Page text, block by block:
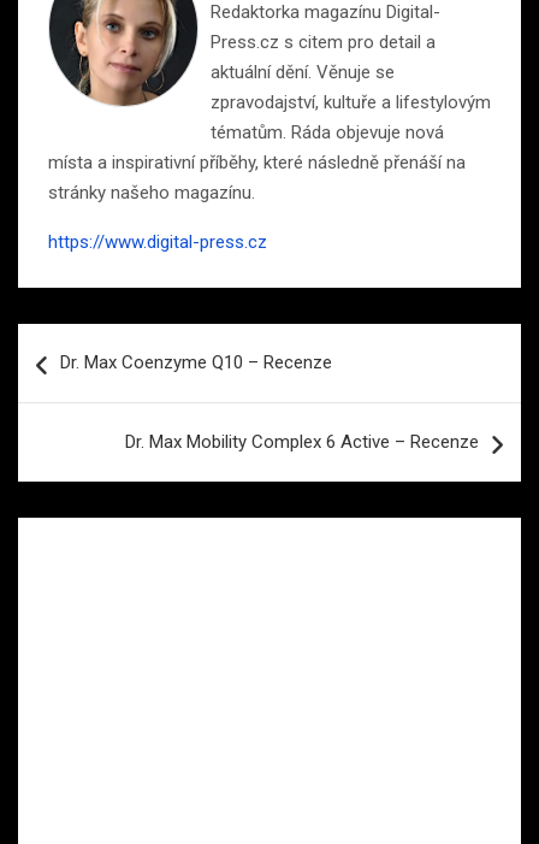
Redaktorka magazínu Digital-
Press.cz s citem pro detail a
aktuální dění. Věnuje se
zpravodajství, kultuře a lifestylovým
tématům. Ráda objevuje nová
místa a inspirativní příběhy, které následně přenáší na
stránky našeho magazínu.
https://www.digital-press.cz
proDr. Max Coenzyme Q10 – Recenze
Dr. Max Mobility Complex 6 Active – Recenze